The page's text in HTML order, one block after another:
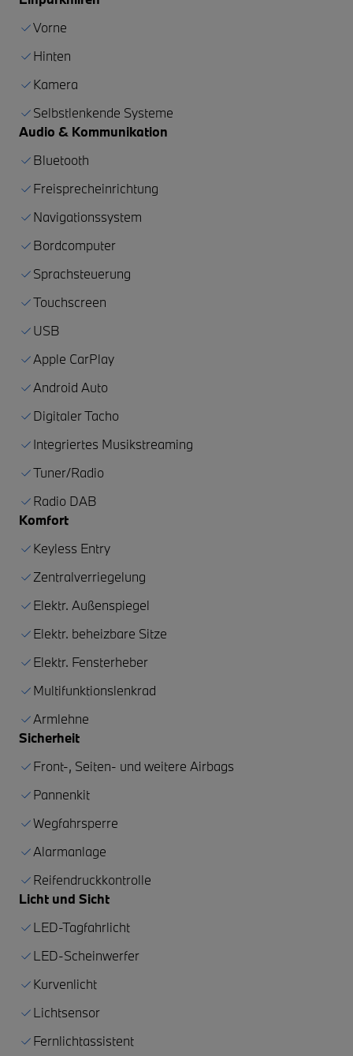
Vorne
Hinten
Kamera
Selbstlenkende Systeme
Audio & Kommunikation
Bluetooth
Freisprecheinrichtung
Navigationssystem
Bordcomputer
Sprachsteuerung
Touchscreen
USB
Apple CarPlay
Android Auto
Digitaler Tacho
Integriertes Musikstreaming
Tuner/Radio
Radio DAB
Komfort
Keyless Entry
Zentralverriegelung
Elektr. Außenspiegel
Elektr. beheizbare Sitze
Elektr. Fensterheber
Multifunktionslenkrad
Armlehne
Sicherheit
Front-, Seiten- und weitere Airbags
Pannenkit
Wegfahrsperre
Alarmanlage
Reifendruckkontrolle
Licht und Sicht
LED-Tagfahrlicht
LED-Scheinwerfer
Kurvenlicht
Lichtsensor
Fernlichtassistent